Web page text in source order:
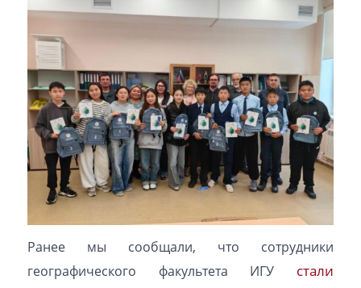
Ранее мы сообщали, что сотрудники
географического факультета ИГУ стали